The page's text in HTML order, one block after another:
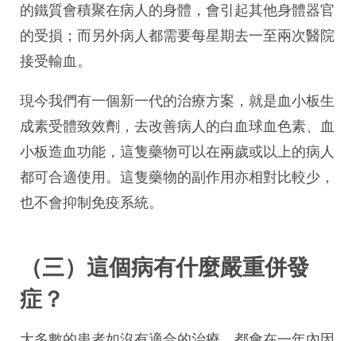
的鐵質會積聚在病人的身體，會引起其他身體器官
的受損；而另外病人都需要每星期去一至兩次醫院
接受輸血。
現今我們有一個新一代的治療方案，就是血小板生
成素受體致效劑，去改善病人的白血球血色素、血
小板造血功能，這隻藥物可以在兩歲或以上的病人
都可合適使用。這隻藥物的副作用亦相對比較少，
也不會抑制免疫系統。
（三）這個病有什麼嚴重併發
症？